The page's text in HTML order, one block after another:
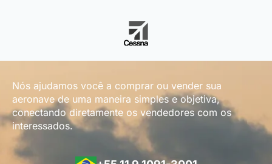
Nós ajudamos você a comprar ou vender sua
aeronave de uma maneira simples e objetiva,
conectando diretamente os vendedores com os
interessados.